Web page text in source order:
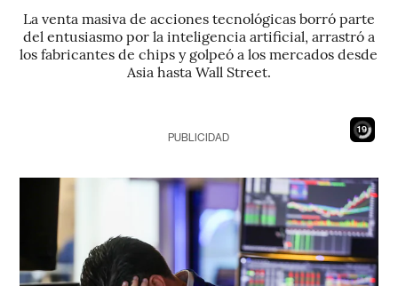
La venta masiva de acciones tecnológicas borró parte
del entusiasmo por la inteligencia artificial, arrastró a
los fabricantes de chips y golpeó a los mercados desde
Asia hasta Wall Street.
17
PUBLICIDAD